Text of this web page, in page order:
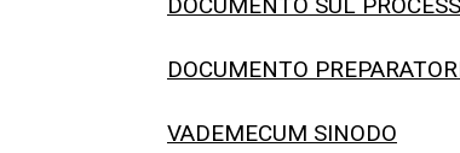
DOCUMENTO
VADEMECUM SINODO